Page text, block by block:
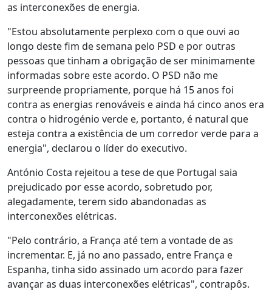
as interconexões de energia.
"Estou absolutamente perplexo com o que ouvi ao
longo deste fim de semana pelo PSD e por outras
pessoas que tinham a obrigação de ser minimamente
informadas sobre este acordo. O PSD não me
surpreende propriamente, porque há 15 anos foi
contra as energias renováveis e ainda há cinco anos era
contra o hidrogénio verde e, portanto, é natural que
esteja contra a existência de um corredor verde para a
energia", declarou o líder do executivo.
António Costa rejeitou a tese de que Portugal saia
prejudicado por esse acordo, sobretudo por,
alegadamente, terem sido abandonadas as
interconexões elétricas.
"Pelo contrário, a França até tem a vontade de as
incrementar. E, já no ano passado, entre França e
Espanha, tinha sido assinado um acordo para fazer
avançar as duas interconexões elétricas", contrapôs.